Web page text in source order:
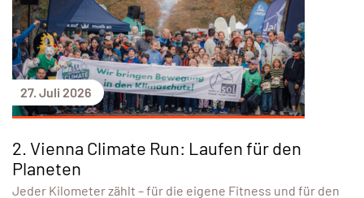
27. Juli 2026
2. Vienna Climate Run: Laufen für den
Planeten
Jeder Kilometer zählt – für die eigene Fitness und für den